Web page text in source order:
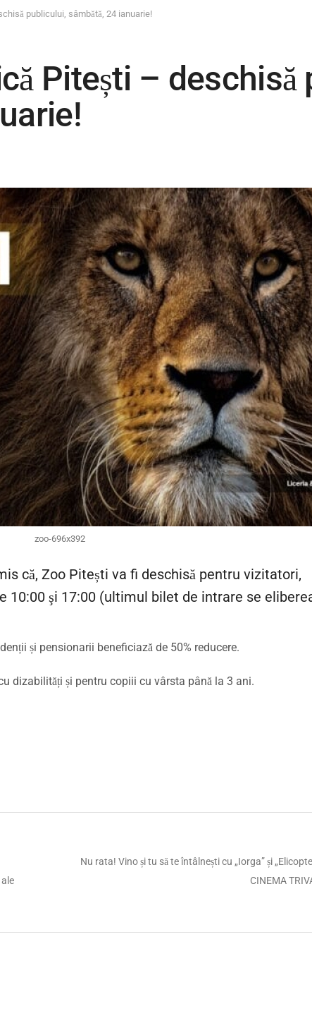
publicului, sâmbătă, 24 ianuarie!
Pitești – deschisă
zoo-696x392
că, Zoo Pitești va fi deschisă pentru vizitatori,
10:00 şi 17:00 (ultimul bilet de intrare se
și pensionarii beneficiază de 50% reducere.
dizabilități și pentru copiii cu vârsta până la 3 ani.
Next
Nu rata! Vino și tu să te întâlnești cu „Iorga” și
CINEMA